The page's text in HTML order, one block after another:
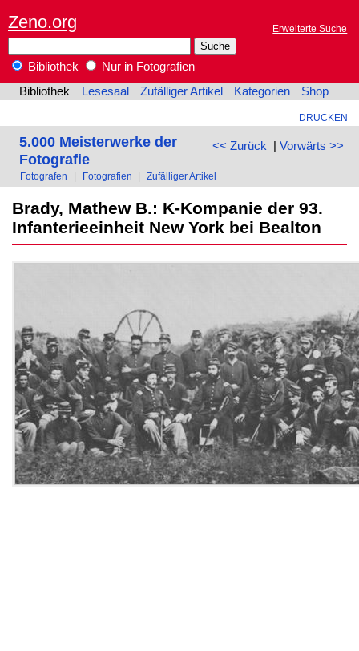
Zeno.org Erweiterte Suche
Bibliothek
Nur in Fotografien
Bibliothek
Lesesaal Zufälliger Artikel Kategorien Shop
DRUCKEN
<< Zurück | Vorwärts >>
5.000 Meisterwerke der
Fotografie
Fotografen Fotografien Zufälliger Artikel
Brady, Mathew B.: K-Kompanie der 93.
Infanterieeinheit New York bei Bealton